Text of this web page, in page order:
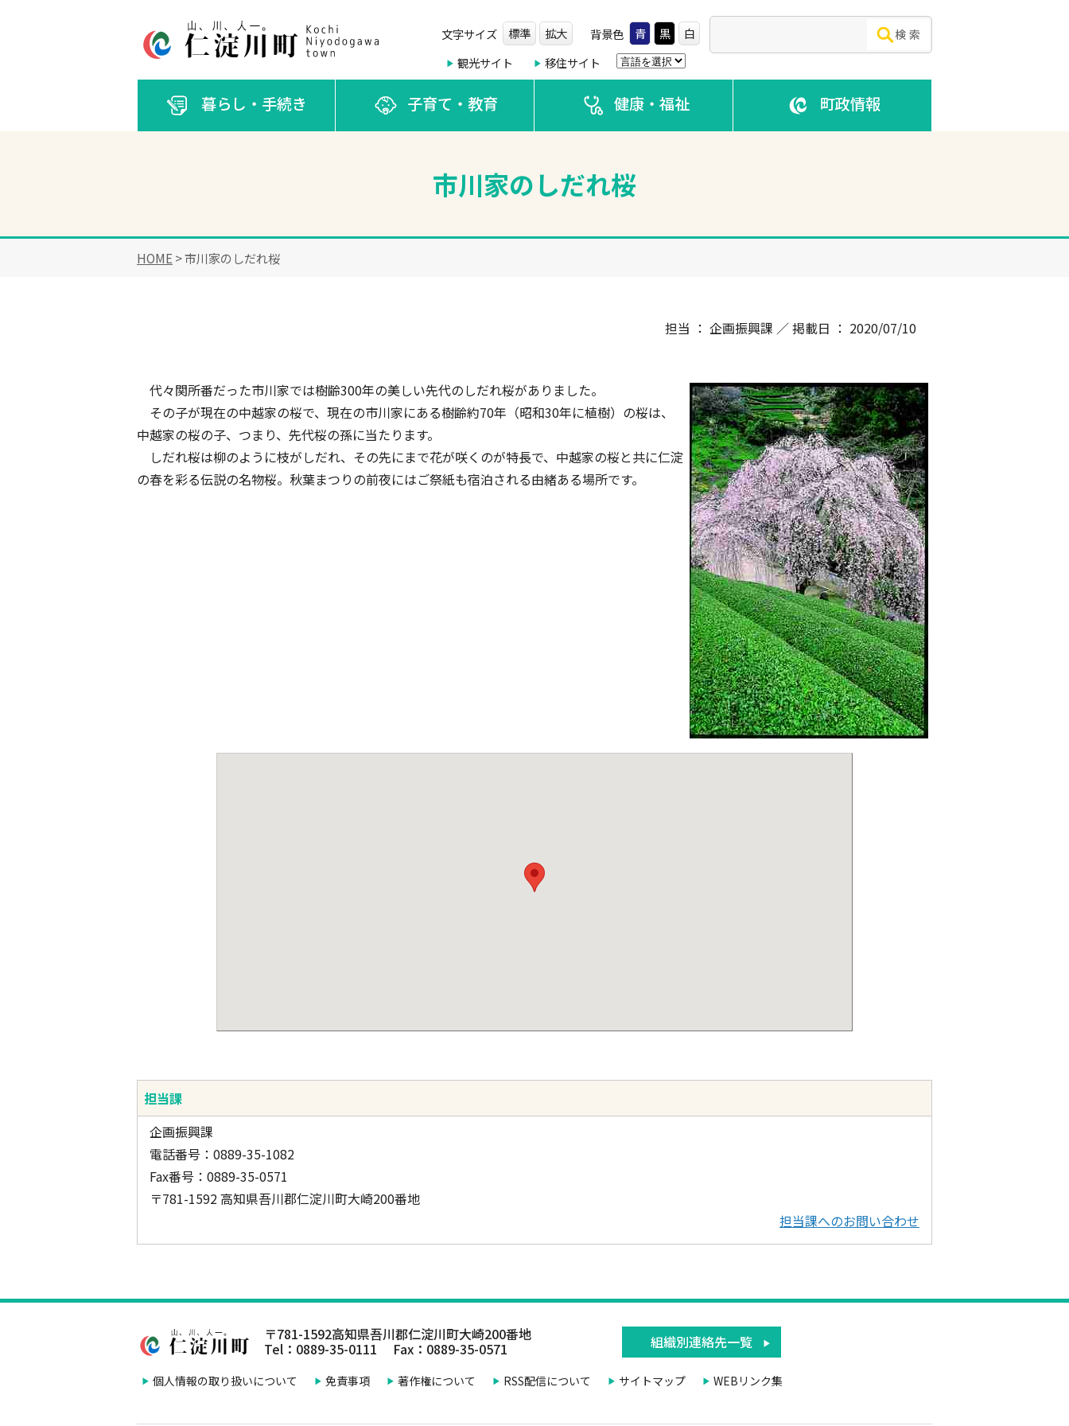
文字サイズ 標準 拡大 背景色 青 黒
白
観光サイト
移住サイト
暮らし・手続き 子育て・教育 健康・福祉 町政情報
市川家のしだれ桜
HOME > 市川家のしだれ桜
担当 ： 企画振興課 ／ 掲載日 ： 2020/07/10
代々関所番だった市川家では樹齢300年の美しい先代のしだれ桜がありました。
その子が現在の中越家の桜で、現在の市川家にある樹齢約70年（昭和30年に植樹）の桜は、
中越家の桜の子、つまり、先代桜の孫に当たります。
しだれ桜は柳のように枝がしだれ、その先にまで花が咲くのが特長で、中越家の桜と共に仁淀
の春を彩る伝説の名物桜。秋葉まつりの前夜にはご祭紙も宿泊される由緒ある場所です。
担当課
企画振興課
電話番号：0889-35-1082
Fax番号：0889-35-0571
〒781-1592 高知県吾川郡仁淀川町大崎200番地
担当課へのお問い合わせ
〒781-1592高知県吾川郡仁淀川町大崎200番地
Tel：0889-35-0111 Fax：0889-35-0571 組織別連絡先一覧
個人情報の取り扱いについて 免責事項 著作権について RSS配信について サイトマップ WEBリンク集